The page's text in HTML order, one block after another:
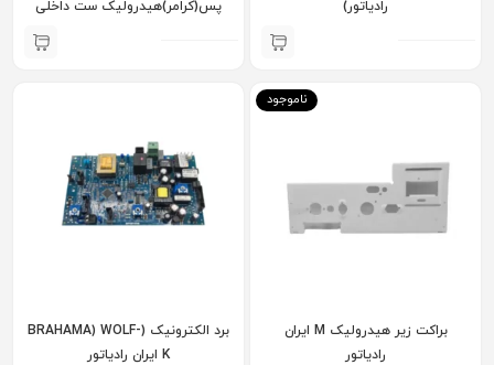
رادیاتور)
پس(کرامر)هیدرولیک ست داخلی
ناموجود
براکت زیر هیدرولیک M ایران
رادیاتور
برد الکترونیک (BRAHAMA) WOLF-
K ایران رادیاتور